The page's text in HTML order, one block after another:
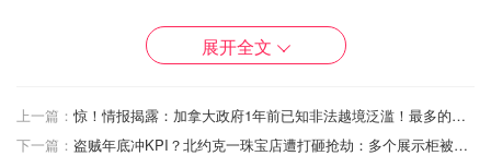
展开全文
上一篇：
惊！情报揭露：加拿大政府1年前已知非法越境泛滥！最多的却不是印度人？
下一篇：
盗贼年底冲KPI？北约克一珠宝店遭打砸抢劫：多个展示柜被砸！